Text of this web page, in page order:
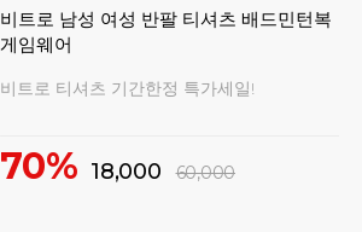
비트로 남성 여성 반팔 티셔츠 배드민턴복
게임웨어
비트로 티셔츠 기간한정 특가세일!
70% 18,000 60,000